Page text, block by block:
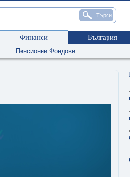
Финанси България
Пенсионни Фондове